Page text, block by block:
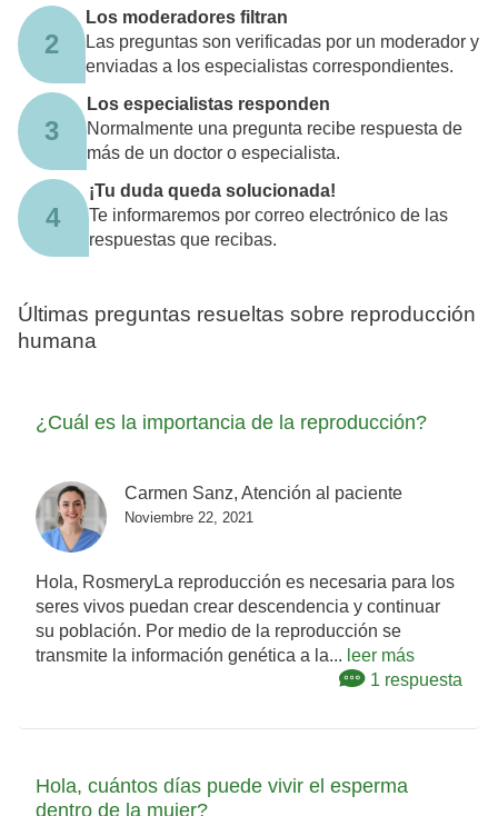
2
Los moderadores filtran
Las preguntas son verificadas por un moderador y
enviadas a los especialistas correspondientes.
3
Los especialistas responden
Normalmente una pregunta recibe respuesta de
más de un doctor o especialista.
4
¡Tu duda queda solucionada!
Te informaremos por correo electrónico de las
respuestas que recibas.
Últimas preguntas resueltas sobre reproducción
humana
¿Cuál es la importancia de la reproducción?
Carmen Sanz, Atención al paciente
Noviembre 22, 2021
Hola, RosmeryLa reproducción es necesaria para los
seres vivos puedan crear descendencia y continuar
su población. Por medio de la reproducción se
transmite la información genética a la... leer más
1 respuesta
Hola, cuántos días puede vivir el esperma
dentro de la mujer?